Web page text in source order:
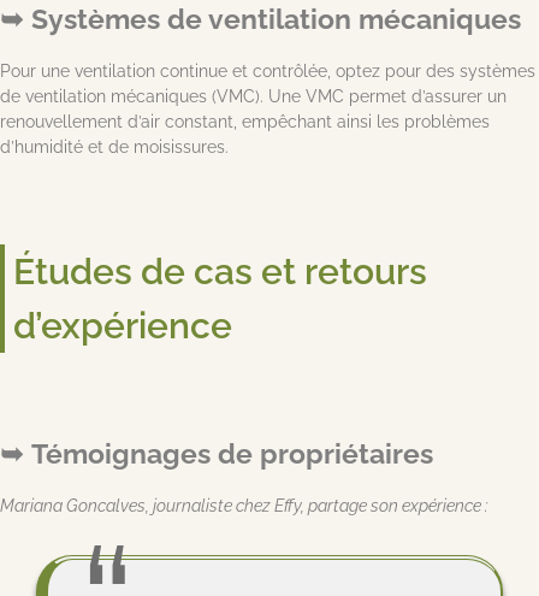
Systèmes de ventilation mécaniques
Pour une ventilation continue et contrôlée, optez pour des systèmes
de ventilation mécaniques (VMC). Une VMC permet d’assurer un
renouvellement d’air constant, empêchant ainsi les problèmes
d’humidité et de moisissures.
Études de cas et retours
d’expérience
Témoignages de propriétaires
Mariana Goncalves, journaliste chez Effy, partage son expérience :